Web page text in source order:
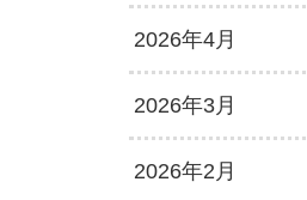
2026年4月
2026年3月
2026年2月